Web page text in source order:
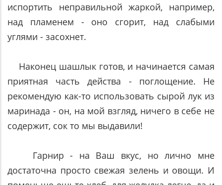
испортить неправильной жаркой, например,
над пламенем - оно сгорит, над слабыми
углями - засохнет.
Наконец шашлык готов, и начинается самая
приятная часть действа - поглощение. Не
рекомендую как-то использовать сырой лук из
маринада - он, на мой взгляд, ничего в себе не
содержит, сок то мы выдавили!
Гарнир - на Ваш вкус, но лично мне
достаточна просто свежая зелень и овощи. И